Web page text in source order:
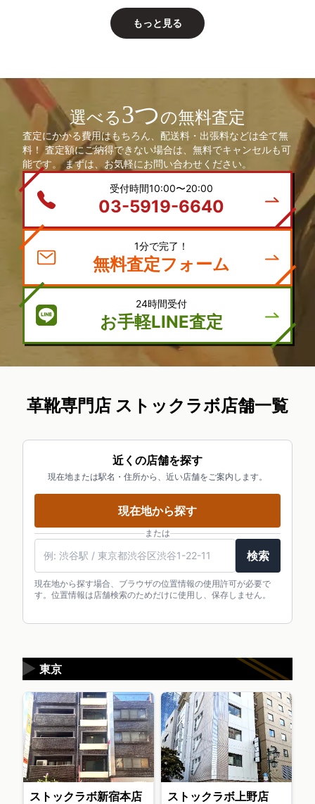
もっと見る
選べる3つの無料査定
査定にかかる費用はもちろん、配送料・出張料などは全て無
料！ 査定額にご納得できない場合は、無料でキャンセルも可
能です。 まずは、お気軽にお問い合わせください。
受付時間10:00〜20:00
03-5919-6640
無料査定フォーム
24時間受付
お手軽LINE査定
革靴専門店 ストックラボ店舗一覧
近くの店舗を探す
現在地または駅名・住所から、近い店舗をご案内します。
現在地から探す
または
検索
現在地から探す場合、ブラウザの位置情報の使用許可が必要で
す。位置情報は店舗検索のためだけに使用し、保存しません。
東京
▶
ストックラボ新宿本店
ストックラボ上野店